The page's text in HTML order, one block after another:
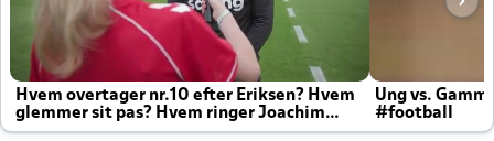
Hvem overtager nr.10 efter Eriksen? Hvem
glemmer sit pas? Hvem ringer Joachim
altid til efter kampe?
Ung vs.
#football